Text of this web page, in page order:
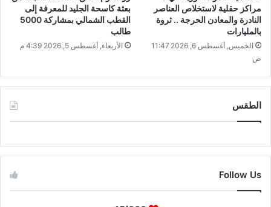
مراكز حقلية لاستخلاص العناصر
النادرة والمعادن الحرجة .. ثروة
بالمليارات
الخميس, أغسطس 6, 2026 11:47
ص
بعثة كاسحة الجليد للمعرفة إلى
القطب الشمالي بمشاركة 5000
طالب
الأربعاء, أغسطس 5, 2026 4:39 م
الطقس
Follow Us